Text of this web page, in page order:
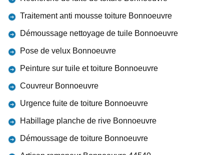
Traitement anti mousse toiture Bonnoeuvre
Démoussage nettoyage de tuile Bonnoeuvre
Pose de velux Bonnoeuvre
Peinture sur tuile et toiture Bonnoeuvre
Couvreur Bonnoeuvre
Urgence fuite de toiture Bonnoeuvre
Habillage planche de rive Bonnoeuvre
Démoussage de toiture Bonnoeuvre